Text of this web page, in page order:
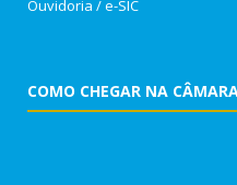
Ouvidoria /e-SIC
COMO CHEGAR NA